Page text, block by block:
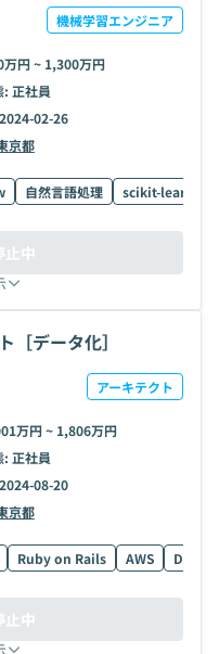
機械学習エンジニア
万円 ~ 1,300万円
: 正社員
2024-02-26
京都
自然言語処理 scikit-learn
止中
［データ化］
アーキテクト
万円 ~ 1,806万円
: 正社員
2024-08-20
京都
Ruby on Rails AWS Docker
止中